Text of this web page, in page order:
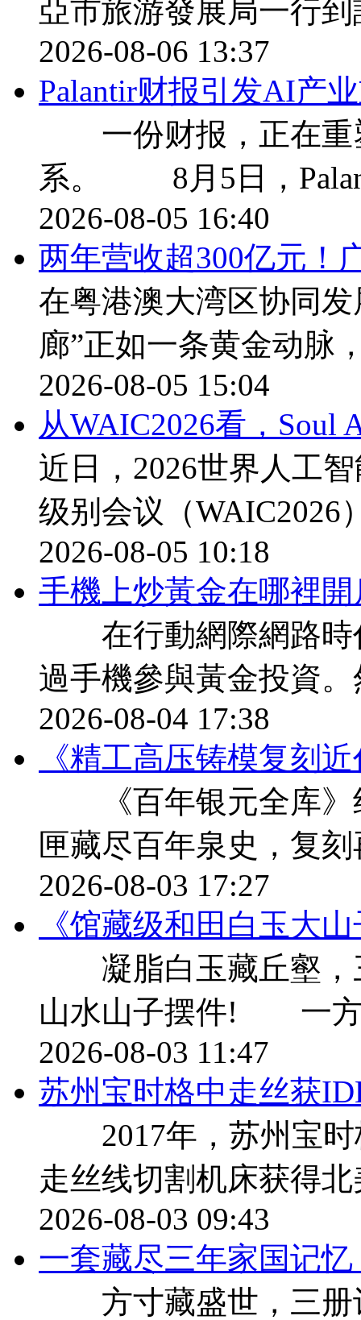
亞市旅游發展局一行
2026-08-06 13:37
Palantir财报引发AI产
一份财报，正在重
系。 8月5日，
2026-08-05 16:40
两年营收超300亿元！
在粤港澳大湾区协同
廊”正如一条黄金动脉
2026-08-05 15:04
从WAIC2026看，Soul
近日，2026世界人工
级别会议（WAIC2026
2026-08-05 10:18
手機上炒黃金在哪裡
在行動網際網路時
過手機參與黃金投資
2026-08-04 17:38
《精工高压铸模复刻
《百年银元全库
匣藏尽百年泉史，复
2026-08-03 17:27
《馆藏级和田白玉大
凝脂白玉藏丘壑，
山水山子摆件! 一方
2026-08-03 11:47
苏州宝时格中走丝获
2017年，苏州宝时
走丝线切割机床获得
2026-08-03 09:43
一套藏尽三年家国记
方寸藏盛世，三册